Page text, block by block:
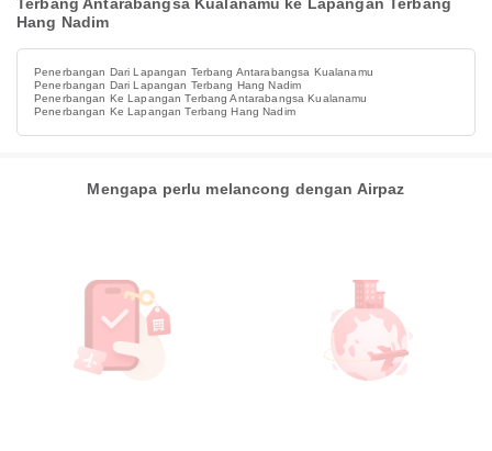
Hang Nadim
Penerbangan Dari Lapangan Terbang Antarabangsa Kualanamu
Penerbangan Dari Lapangan Terbang Hang Nadim
Penerbangan Ke Lapangan Terbang Antarabangsa Kualanamu
Penerbangan Ke Lapangan Terbang Hang Nadim
Mengapa perlu melancong dengan Airpaz